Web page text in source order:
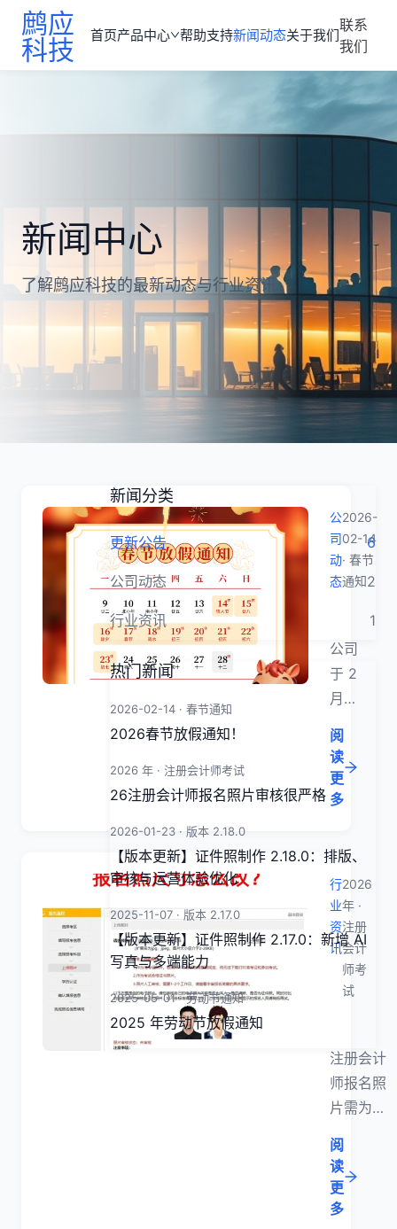
鹧应
科技 首页产品中心 帮助支持新闻动态关于我们
联系
我们
新闻中心
了解鹧应科技的最新动态与行业资讯
公
司
动
态
2026-
02-14
· 春节
通知
2026
公司
于 2
月
14
日至
2 月
23
假，
10
天；
2 月
28
正常
上
班。
2 月
17
日至
23
阅
读
更
多
行
业
资
讯
2026
年 ·
注册
会计
师考
试
注册会计
师报名照
片需为
178×220
像素、2–
20 KB 的
JPG 或
阅
读
更
多
新闻分类
更新公告 6
公司动态 2
行业资讯 1
热门新闻
2026-02-14 · 春节通知
2026春节放假通知！
2026 年 · 注册会计师考试
26注册会计师报名照片审核很严格
2026-01-23 · 版本 2.18.0
【版本更新】证件照制作 2.18.0：排版、
审核与运营体验优化
2025-11-07 · 版本 2.17.0
【版本更新】证件照制作 2.17.0：新增 AI
写真与多端能力
2025-05-01 · 劳动节通知
2025 年劳动节放假通知